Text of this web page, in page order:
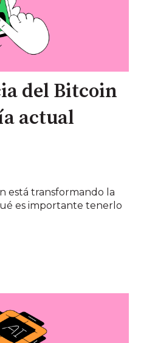
del Bitcoin
actual
está transformando la
es importante tenerlo